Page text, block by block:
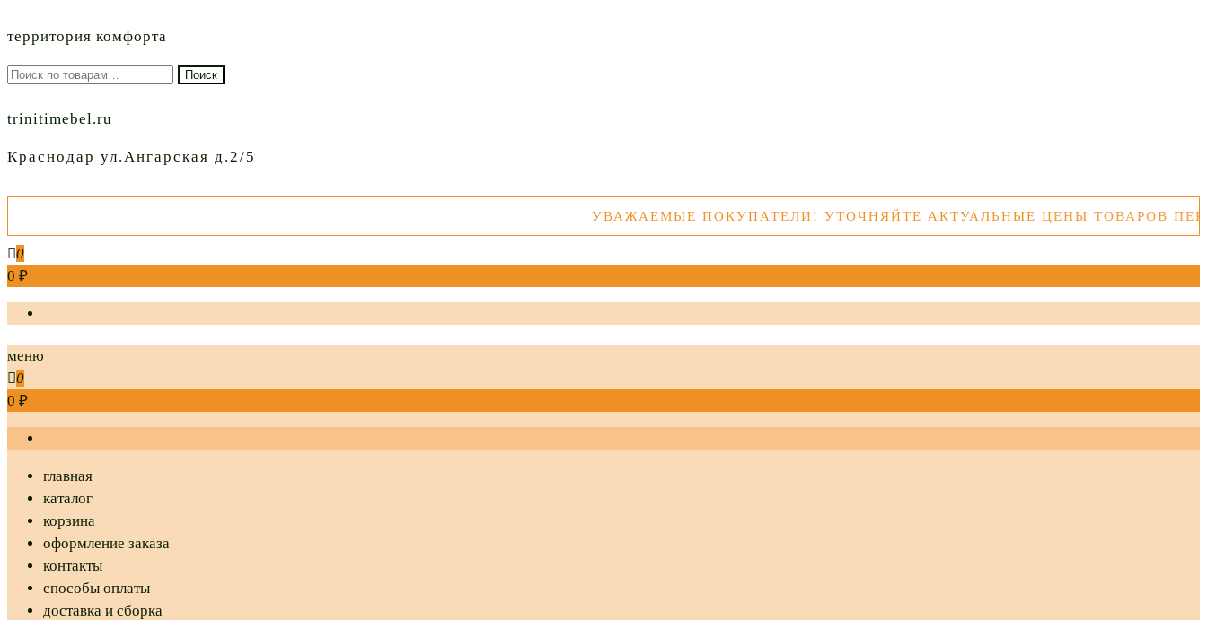
территория комфорта
Искать: Поиск
trinitimebel.ru
Краснодар ул.Ангарская д.2/5
УВАЖАЕМЫЕ ПОКУПАТЕЛИ! УТОЧНЯЙТЕ АКТУАЛЬНЫЕ ЦЕНЫ ТОВАРОВ ПЕРЕД
0
0 ₽
меню
0
0 ₽
главная
каталог
корзина
оформление заказа
контакты
способы оплаты
доставка и сборка